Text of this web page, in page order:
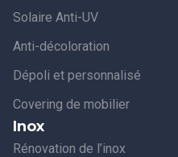
Solaire Anti-UV
Anti-décoloration
Dépoli et personnalisé
Covering de mobilier
Inox
Rénovation de l’inox